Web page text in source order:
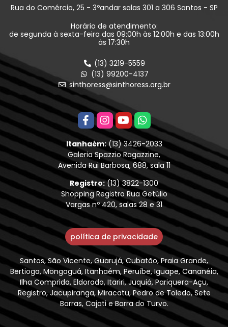
Rua do Comércio, 25 - 3ºandar salas 301 a 306 Santos - SP
Horário de atendimento:
de segunda à sexta-feira das 09:00h às 12:00h e das 13:00h
às 17:30h
(13) 3219-5559
(13) 99200-4137
sinthoress@sinthoress.org.br
Itanhaém:(13) 3426-2033
Galeria Spazzio Ragazzine,
Avenida Rui Barbosa, 688, sala 11
Registro:(13) 3822-1300
Shopping Registro Rua Getúlio
Vargas nº 420, salas 28 e 31
política de privacidade
Santos, São Vicente, Guarujá, Cubatão, Praia Grande,
Bertioga, Mongaguá, Itanhaém, Peruíbe, Iguape, Cananéia,
Ilha Comprida, Eldorado, Itariri, Juquiá, Pariquera-Açu,
Registro, Jacupiranga, Miracatu, Pedro de Toledo, Sete
Barras, Cajati e Barra do Turvo.